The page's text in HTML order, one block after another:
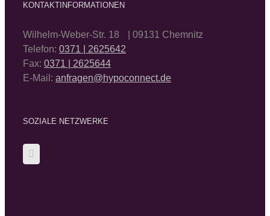
KONTAKTINFORMATIONEN
Wilhelm-Weber-Str. 18 | 09131 Chemnitz
Telefon: 0371 | 2625642
Fax: 0371 | 2625644
E-Mail: anfragen@hypoconnect.de
SOZIALE NETZWERKE